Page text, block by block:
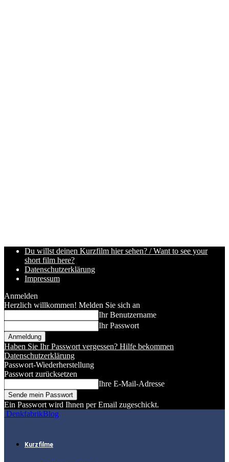
Du willst deinen Kurzfilm hier sehen? / Want to see your
short film here?
Datenschutzerklärung
Impressum
Anmelden
Herzlich willkommen! Melden Sie sich an
Ihr Benutzername
Ihr Passwort
Haben Sie Ihr Passwort vergessen? Hilfe bekommen
Datenschutzerklärung
Passwort-Wiederherstellung
Passwort zurücksetzen
Ihre E-Mail-Adresse
Ein Passwort wird Ihnen per Email zugeschickt.
DenkfabrikBlog
Kurzfilme